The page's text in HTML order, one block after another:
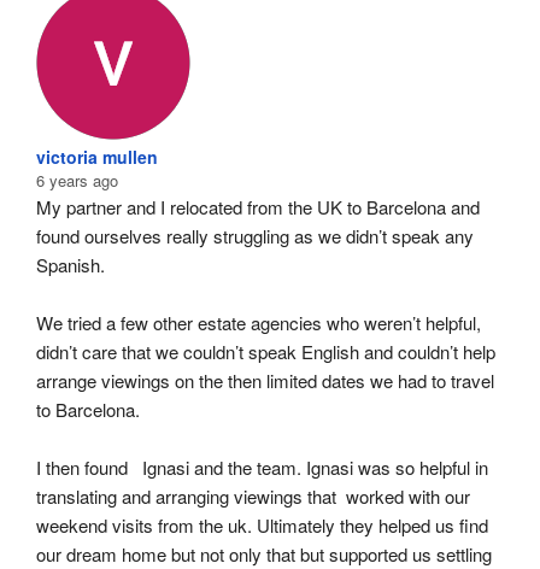
victoria mullen
6 years ago
My partner and I relocated from the UK to Barcelona and
found ourselves really struggling as we didn’t speak any
Spanish.
We tried a few other estate agencies who weren’t helpful,
didn’t care that we couldn’t speak English and couldn’t help
arrange viewings on the then limited dates we had to travel
to Barcelona.
I then found   Ignasi and the team. Ignasi was so helpful in
translating and arranging viewings that  worked with our
weekend visits from the uk. Ultimately they helped us find
our dream home but not only that but supported us settling